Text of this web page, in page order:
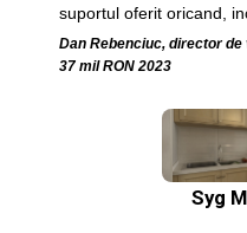
suportul oferit oricand,
Dan Rebenciuc, director
37 mil RON 2023
Syg